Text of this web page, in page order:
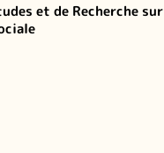
et de Recherche sur